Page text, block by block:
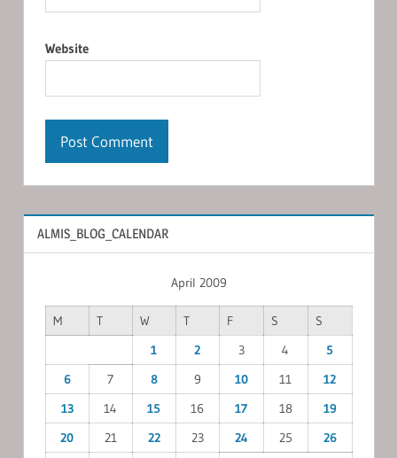
Website
ALMIS_BLOG_CALENDAR
April 2009
M T W T F S
S
1
2 3 4
5
6
7 8 9 10 11
12
13
14 15 16 17 18
19
20
21 22 23 24 25
26